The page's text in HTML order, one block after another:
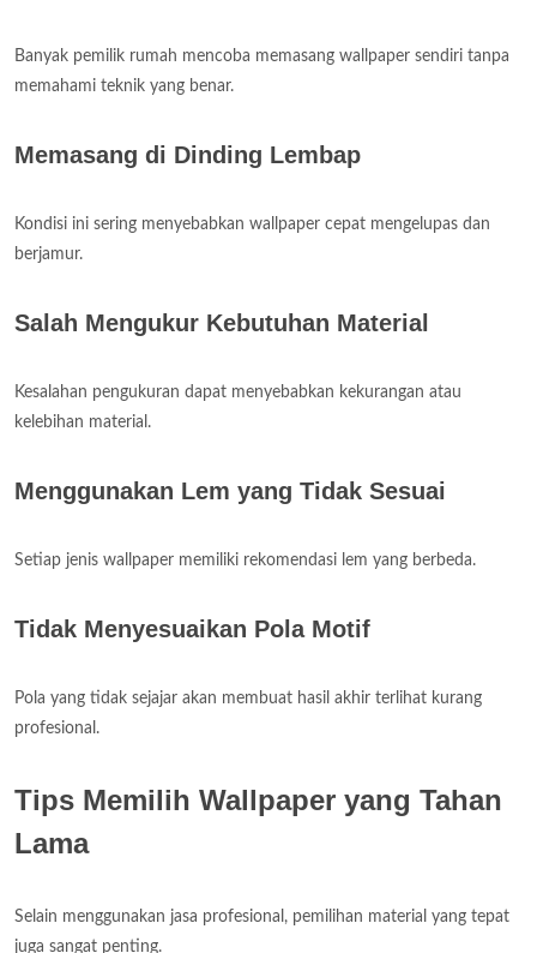
Banyak pemilik rumah mencoba memasang wallpaper sendiri tanpa
memahami teknik yang benar.
Memasang di Dinding Lembap
Kondisi ini sering menyebabkan wallpaper cepat mengelupas dan
berjamur.
Salah Mengukur Kebutuhan Material
Kesalahan pengukuran dapat menyebabkan kekurangan atau
kelebihan material.
Menggunakan Lem yang Tidak Sesuai
Setiap jenis wallpaper memiliki rekomendasi lem yang berbeda.
Tidak Menyesuaikan Pola Motif
Pola yang tidak sejajar akan membuat hasil akhir terlihat kurang
profesional.
Tips Memilih Wallpaper yang Tahan
Lama
Selain menggunakan jasa profesional, pemilihan material yang tepat
juga sangat penting.